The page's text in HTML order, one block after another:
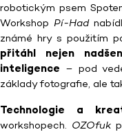
robotickým psem
Workshop Pí-Had
známé hry s použitím
přitáhl nejen
inteligence – pod
základy fotografie, ale
Technologie a
workshopech. OZOfuk